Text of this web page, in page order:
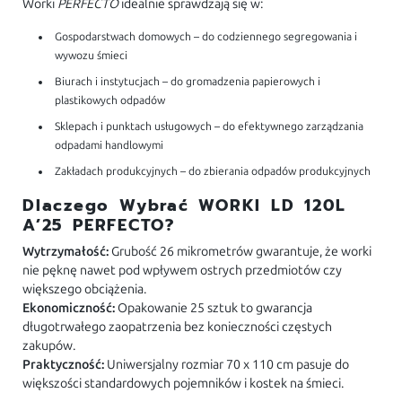
Worki PERFECTOidealnie sprawdzają się w:
Gospodarstwach domowych – do codziennego segregowania i
wywozu śmieci
Biurach i instytucjach – do gromadzenia papierowych i
plastikowych odpadów
Sklepach i punktach usługowych – do efektywnego zarządzania
odpadami handlowymi
Zakładach produkcyjnych – do zbierania odpadów produkcyjnych
Dlaczego Wybrać WORKI LD 120L
A’25 PERFECTO?
Wytrzymałość: Grubość 26 mikrometrów gwarantuje, że worki
nie pęknę nawet pod wpływem ostrych przedmiotów czy
większego obciążenia.
Ekonomiczność: Opakowanie 25 sztuk to gwarancja
długotrwałego zaopatrzenia bez konieczności częstych
zakupów.
Praktyczność: Uniwersjalny rozmiar 70 x 110 cm pasuje do
większości standardowych pojemników i kostek na śmieci.